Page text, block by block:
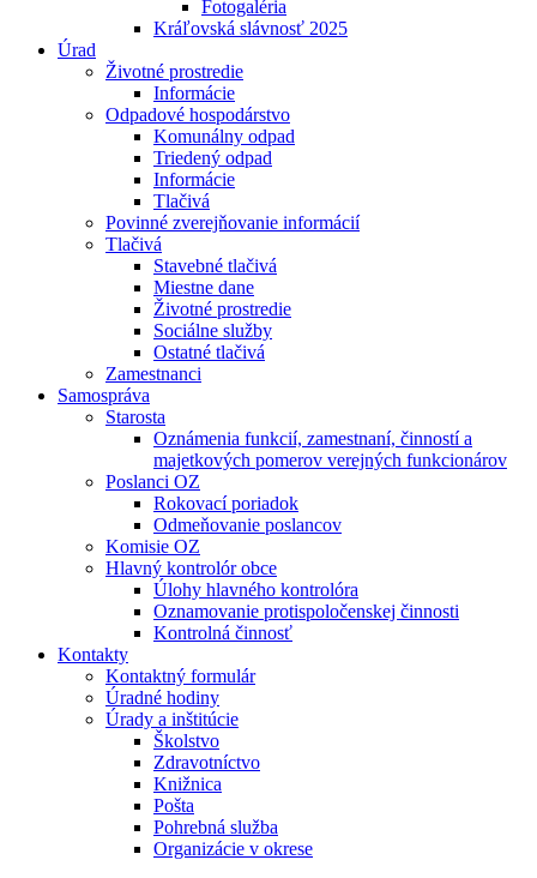
Fotogaléria
Kráľovská slávnosť 2025
Úrad
Životné prostredie
Informácie
Odpadové hospodárstvo
Komunálny odpad
Triedený odpad
Informácie
Tlačivá
Povinné zverejňovanie informácií
Tlačivá
Stavebné tlačivá
Miestne dane
Životné prostredie
Sociálne služby
Ostatné tlačivá
Zamestnanci
Samospráva
Starosta
Oznámenia funkcií, zamestnaní, činností a
majetkových pomerov verejných funkcionárov
Poslanci OZ
Rokovací poriadok
Odmeňovanie poslancov
Komisie OZ
Hlavný kontrolór obce
Úlohy hlavného kontrolóra
Oznamovanie protispoločenskej činnosti
Kontrolná činnosť
Kontakty
Kontaktný formulár
Úradné hodiny
Úrady a inštitúcie
Školstvo
Zdravotníctvo
Knižnica
Pošta
Pohrebná služba
Organizácie v okrese